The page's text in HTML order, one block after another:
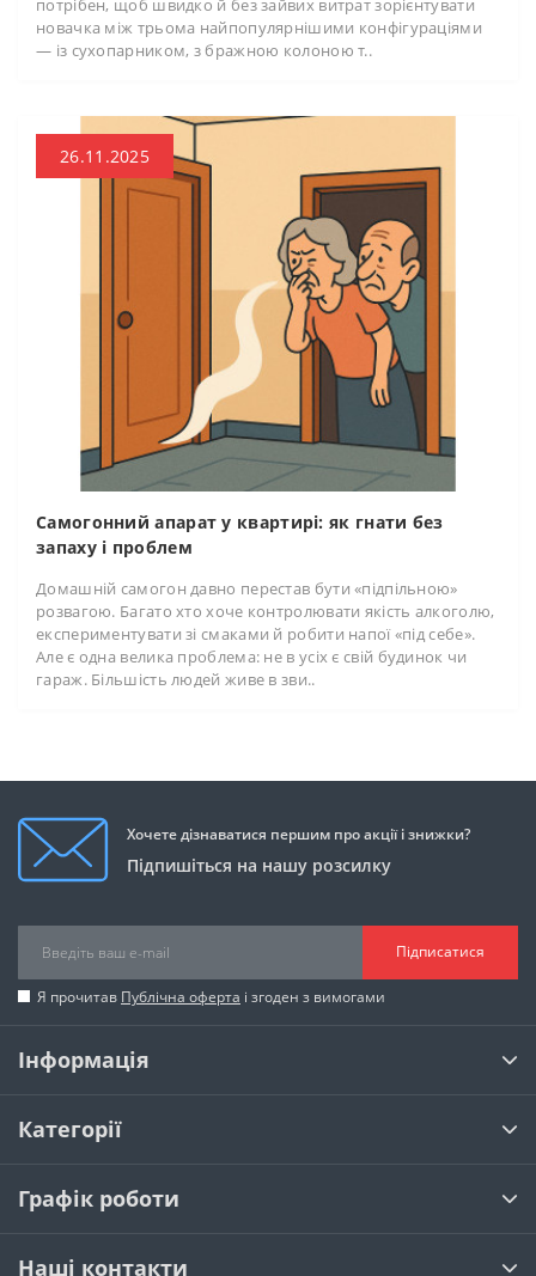
потрібен, щоб швидко й без зайвих витрат зорієнтувати
новачка між трьома найпопулярнішими конфігураціями
— із сухопарником, з бражною колоною т..
26.11.2025
Самогонний апарат у квартирі: як гнати без
запаху і проблем
Домашній самогон давно перестав бути «підпільною»
розвагою. Багато хто хоче контролювати якість алкоголю,
експериментувати зі смаками й робити напої «під себе».
Але є одна велика проблема: не в усіх є свій будинок чи
гараж. Більшість людей живе в зви..
Хочете дізнаватися першим про акції і знижки?
Підпишіться на нашу розсилку
Підписатися
Я прочитав Публічна оферта і згоден з вимогами
Інформація
Категорії
Графік роботи
Наші контакти